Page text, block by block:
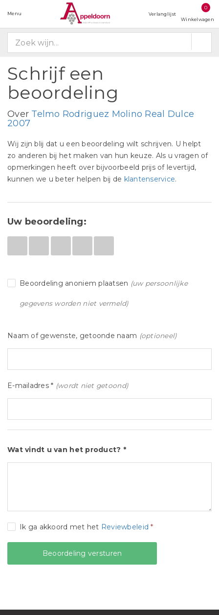
Menu Verlanglijst
0
Winkelwagen
Schrijf een
beoordeling
Over Telmo Rodriguez Molino Real Dulce
2007
Wij zijn blij dat u een beoordeling wilt schrijven. U helpt
zo anderen bij het maken van hun keuze. Als u vragen of
opmerkingen heeft over bijvoorbeeld prijs of levertijd,
kunnen we u beter helpen bij de klantenservice.
Uw beoordeling:
Beoordeling anoniem plaatsen (uw persoonlijke
gegevens worden niet vermeld)
Naam of gewenste, getoonde naam (optioneel)
E-mailadres * (wordt niet getoond)
Wat vindt u van het product? *
Ik ga akkoord met het Reviewbeleid *